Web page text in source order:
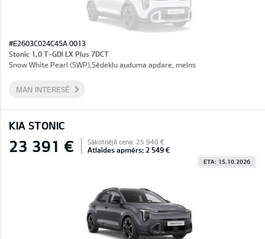
#E2603C024C45A 0013
Stonic 1,0 T-GDI LX Plus 7DCT
Snow White Pearl (SWP),Sēdekļu auduma apdare, melns
MAN INTERESĒ
KIA STONIC
23 391 € Sākotnējā cena: 25 940 €
Atlaides apmērs: 2 549 €
ETA: 15.10.2026